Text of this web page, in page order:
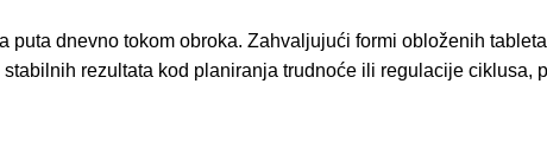
puta dnevno tokom obroka. Zahvaljujući formi obloženih
rezultata kod planiranja trudnoće ili regulacije ciklusa,